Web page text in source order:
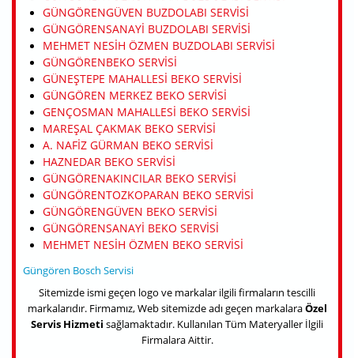
GÜNGÖRENGÜVEN BUZDOLABI SERVISI
GÜNGÖRENSANAYI BUZDOLABI SERVISI
MEHMET NESIH ÖZMEN BUZDOLABI SERVISI
GÜNGÖRENBEKO SERVISI
GÜNEŞTEPE MAHALLESI BEKO SERVISI
GÜNGÖREN MERKEZ BEKO SERVISI
GENÇOSMAN MAHALLESI BEKO SERVISI
MAREŞAL ÇAKMAK BEKO SERVISI
A. NAFIZ GÜRMAN BEKO SERVISI
HAZNEDAR BEKO SERVISI
GÜNGÖRENAKINCILAR BEKO SERVISI
GÜNGÖRENTOZKOPARAN BEKO SERVISI
GÜNGÖRENGÜVEN BEKO SERVISI
GÜNGÖRENSANAYI BEKO SERVISI
MEHMET NESIH ÖZMEN BEKO SERVISI
Güngören Bosch Servisi
Sitemizde ismi geçen logo ve markalar ilgili firmaların tescilli
markalarıdır. Firmamız, Web sitemizde adı geçen markalaraÖzel
Servis Hizmeti sağlamaktadır. Kullanılan Tüm Materyaller İlgili
Firmalara Aittir.